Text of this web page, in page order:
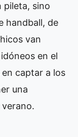
pileta, sino
handball, de
van
en el
captar a los
una